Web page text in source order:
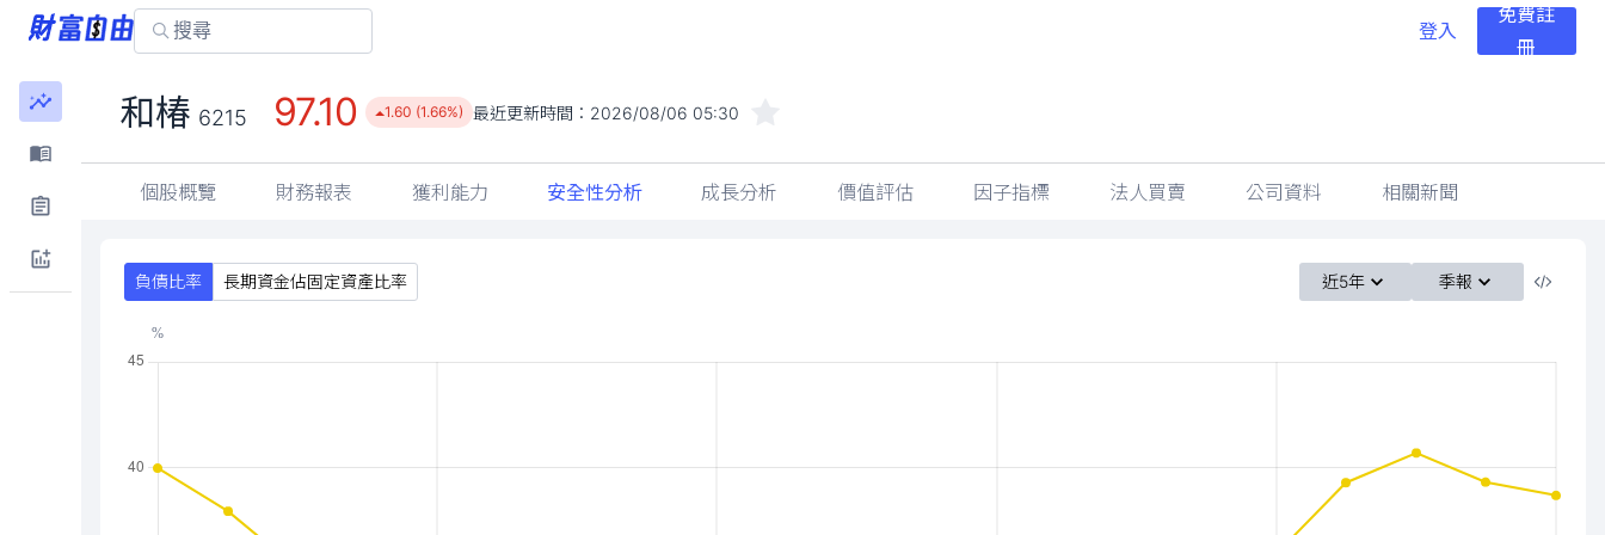
登入
免費註
冊
和椿 6215 97.10 1.60 (1.66%) 最近更新時間： 2026/08/06 05:30
個股概覽 財務報表 獲利能力 安全性分析 成長分析 價值評估 因子指標 法人買賣 公司資料 相關新聞
負債比率 長期資金佔固定資產比率 近5年 季報